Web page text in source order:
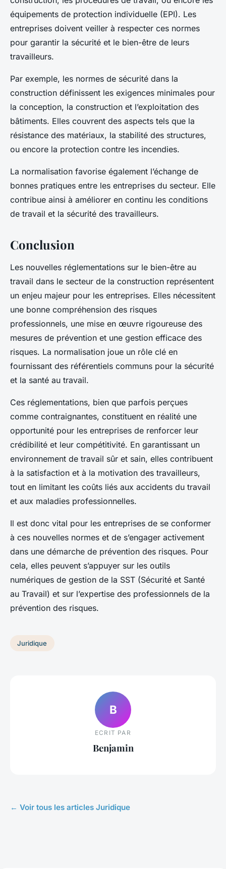
équipements de protection individuelle (EPI). Les
entreprises doivent veiller à respecter ces normes
pour garantir la sécurité et le bien-être de leurs
travailleurs.
Par exemple, les normes de sécurité dans la
construction définissent les exigences minimales pour
la conception, la construction et l’exploitation des
bâtiments. Elles couvrent des aspects tels que la
résistance des matériaux, la stabilité des structures,
ou encore la protection contre les incendies.
La normalisation favorise également l’échange de
bonnes pratiques entre les entreprises du secteur. Elle
contribue ainsi à améliorer en continu les conditions
de travail et la sécurité des travailleurs.
Conclusion
Les nouvelles réglementations sur le bien-être au
travail dans le secteur de la construction représentent
un enjeu majeur pour les entreprises. Elles nécessitent
une bonne compréhension des risques
professionnels, une mise en œuvre rigoureuse des
mesures de prévention et une gestion efficace des
risques. La normalisation joue un rôle clé en
fournissant des référentiels communs pour la sécurité
et la santé au travail.
Ces réglementations, bien que parfois perçues
comme contraignantes, constituent en réalité une
opportunité pour les entreprises de renforcer leur
crédibilité et leur compétitivité. En garantissant un
environnement de travail sûr et sain, elles contribuent
à la satisfaction et à la motivation des travailleurs,
tout en limitant les coûts liés aux accidents du travail
et aux maladies professionnelles.
Il est donc vital pour les entreprises de se conformer
à ces nouvelles normes et de s’engager activement
dans une démarche de prévention des risques. Pour
cela, elles peuvent s’appuyer sur les outils
numériques de gestion de la SST (Sécurité et Santé
au Travail) et sur l’expertise des professionnels de la
prévention des risques.
Juridique
B
ECRIT PAR
Benjamin
← Voir tous les articles Juridique